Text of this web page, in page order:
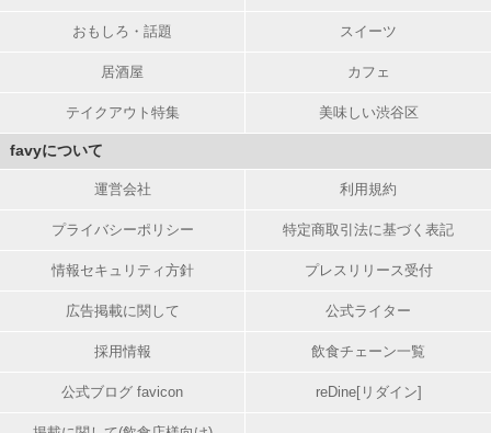
おもしろ・話題 スイーツ
居酒屋 カフェ
テイクアウト特集 美味しい渋谷区
favyについて
運営会社 利用規約
プライバシーポリシー 特定商取引法に基づく表記
情報セキュリティ方針 プレスリリース受付
広告掲載に関して 公式ライター
採用情報 飲食チェーン一覧
公式ブログ favicon reDine[リダイン]